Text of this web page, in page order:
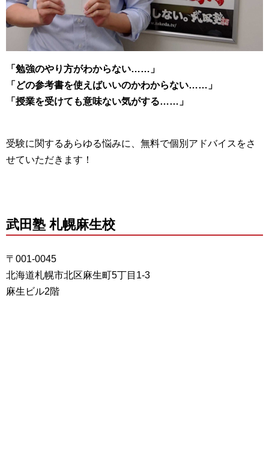
「勉強のやり方がわからない……」
「どの参考書を使えばいいのかわからない……」
「授業を受けても意味ない気がする……」
受験に関するあらゆる悩みに、無料で個別アドバイスをさ
せていただきます！
武田塾 札幌麻生校
〒001-0045
北海道札幌市北区麻生町5丁目1-3
麻生ビル2階